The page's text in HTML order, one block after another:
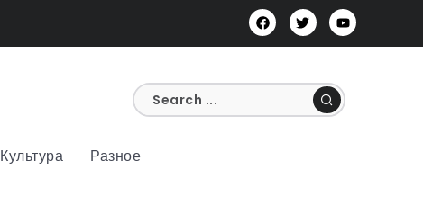
Культура Разное